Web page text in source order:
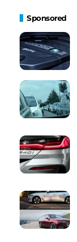
Sponsored